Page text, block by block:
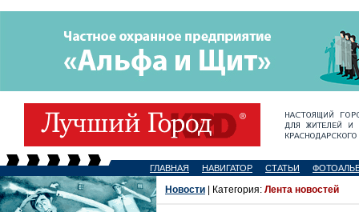
ГЛАВНАЯ НАВИГАТОР СТАТЬИ
Новости | Категория: Лента новостей